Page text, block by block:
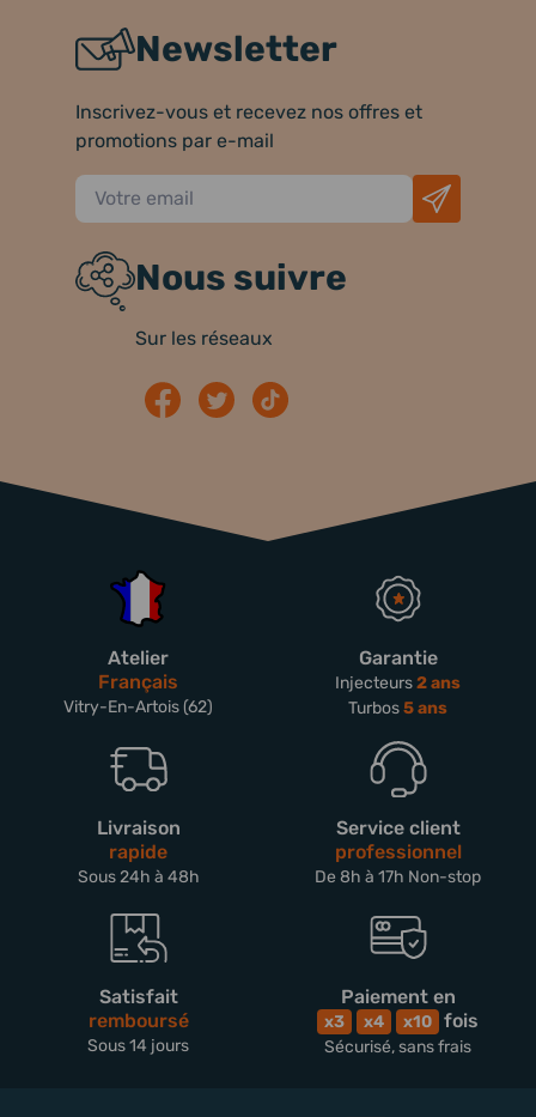
Newsletter
Inscrivez-vous et recevez nos offres et
promotions par e-mail
Nous suivre
Sur les réseaux
Atelier
Français
Vitry-En-Artois (62)
Garantie
Injecteurs2 ans
Turbos5 ans
Livraison
rapide
Sous 24h à 48h
Service client
professionnel
De 8h à 17h Non-stop
Satisfait
remboursé
Sous 14 jours
Paiement en
x3 x4 x10 fois
Sécurisé, sans frais